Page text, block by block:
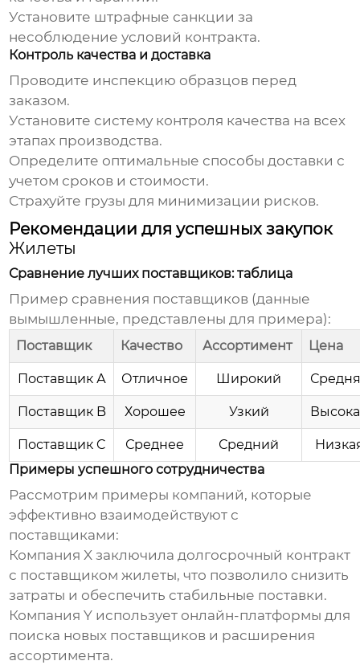
Установите штрафные санкции за
несоблюдение условий контракта.
Контроль качества и доставка
Проводите инспекцию образцов перед
заказом.
Установите систему контроля качества на всех
этапах производства.
Определите оптимальные способы доставки с
учетом сроков и стоимости.
Страхуйте грузы для минимизации рисков.
Рекомендации для успешных закупок
Жилеты
Сравнение лучших поставщиков: таблица
Пример сравнения поставщиков (данные
вымышленные, представлены для примера):
Поставщик Качество Ассортимент Цена
Поставщик А Отличное Широкий
Поставщик B Хорошее Узкий
Поставщик C Среднее Средний
Примеры успешного сотрудничества
Рассмотрим примеры компаний, которые
эффективно взаимодействуют с
поставщиками:
Компания X заключила долгосрочный контракт
с поставщиком жилеты, что позволило снизить
затраты и обеспечить стабильные поставки.
Компания Y использует онлайн-платформы для
поиска новых поставщиков и расширения
ассортимента.